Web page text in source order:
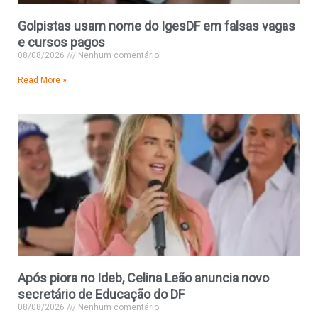
Golpistas usam nome do IgesDF em falsas vagas
e cursos pagos
08/08/2026 Nenhum comentário
Read More »
Após piora no Ideb, Celina Leão anuncia novo
secretário de Educação do DF
08/08/2026 Nenhum comentário